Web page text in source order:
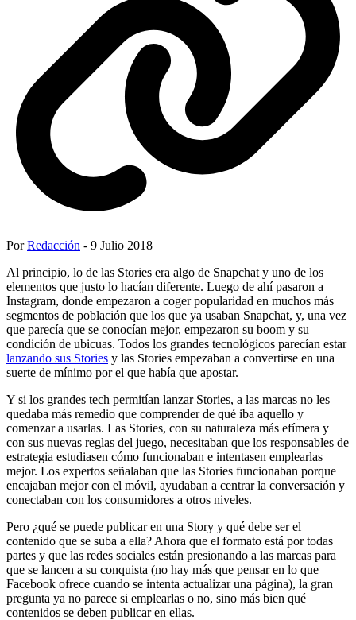
PorRedacción - 9 Julio 2018
Al principio, lo de las Stories era algo de Snapchat y uno de los
elementos que justo lo hacían diferente. Luego de ahí pasaron a
Instagram, donde empezaron a coger popularidad en muchos más
segmentos de población que los que ya usaban Snapchat, y, una vez
que parecía que se conocían mejor, empezaron su boom y su
condición de ubicuas. Todos los grandes tecnológicos parecían estar
lanzando sus Stories y las Stories empezaban a convertirse en una
suerte de mínimo por el que había que apostar.
Y si los grandes tech permitían lanzar Stories, a las marcas no les
quedaba más remedio que comprender de qué iba aquello y
comenzar a usarlas. Las Stories, con su naturaleza más efímera y
con sus nuevas reglas del juego, necesitaban que los responsables de
estrategia estudiasen cómo funcionaban e intentasen emplearlas
mejor. Los expertos señalaban que las Stories funcionaban porque
encajaban mejor con el móvil, ayudaban a centrar la conversación y
conectaban con los consumidores a otros niveles.
Pero ¿qué se puede publicar en una Story y qué debe ser el
contenido que se suba a ella? Ahora que el formato está por todas
partes y que las redes sociales están presionando a las marcas para
que se lancen a su conquista (no hay más que pensar en lo que
Facebook ofrece cuando se intenta actualizar una página), la gran
pregunta ya no parece si emplearlas o no, sino más bien qué
contenidos se deben publicar en ellas.